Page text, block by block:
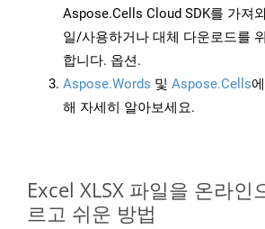
Aspose.Cells Cloud SDK를 가져
일/사용하거나 대체 다운로드를
합니다. 옵션.
Aspose.Words 및 Aspose.Cells
해 자세히 알아보세요.
Excel XLSX 파일을 온라인
르고 쉬운 방법